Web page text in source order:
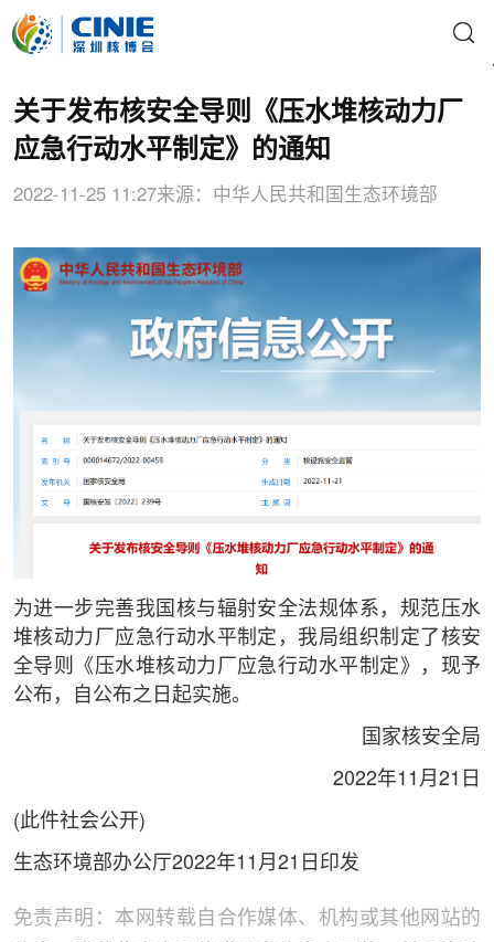
关于发布核安全导则《压水堆核动力厂
应急行动水平制定》的通知
2022-11-25 11:27来源：中华人民共和国生态环境部
为进一步完善我国核与辐射安全法规体系，规范压水
堆核动力厂应急行动水平制定，我局组织制定了核安
全导则
《压水堆核动力厂应急行动水平制定》
，现予
公布，自公布之日起实施。
国家核安全局
2022年11月21日
(此件社会公开)
生态环境部办公厅2022年11月21日印发
免责声明：本网转载自合作媒体、机构或其他网站的